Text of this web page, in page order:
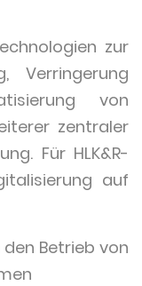
zur
Verringerung
von
zentraler
Für HLK&R-
auf
Betrieb von